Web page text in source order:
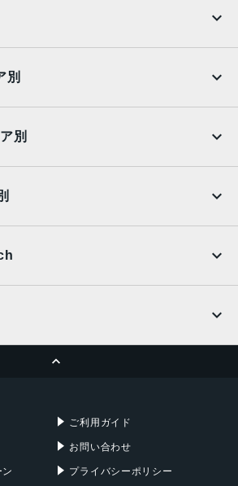
Android
別
別
ご利用ガイド
お問い合わせ
プライバシーポリシー